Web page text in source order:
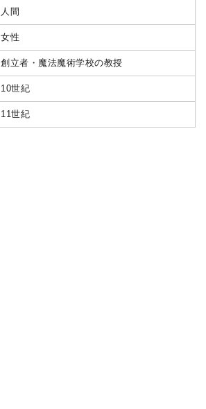
人間
女性
創立者・魔法魔術学校の教授
10世紀
11世紀